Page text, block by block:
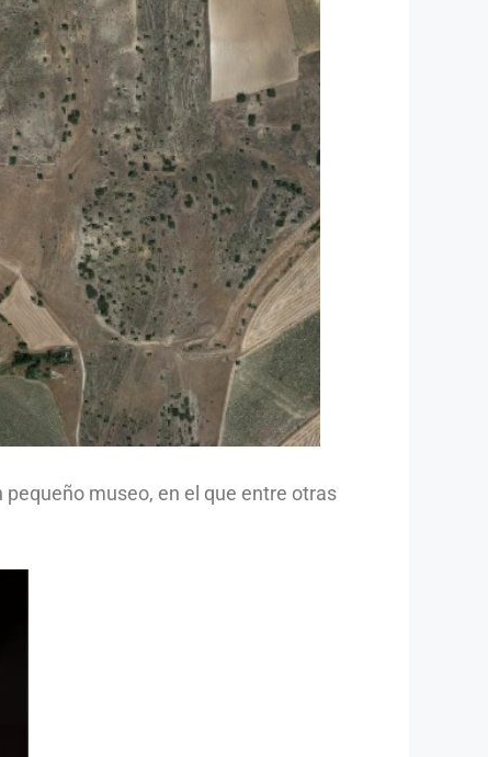
museo, en el que entre otras